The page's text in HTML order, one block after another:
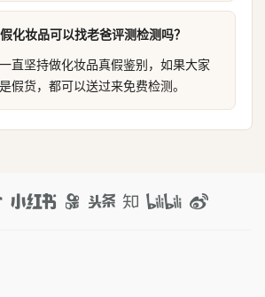
化妆品可以找老爸评测检测吗？
直坚持做化妆品真假鉴别，如果大家
假货，都可以送过来免费检测。